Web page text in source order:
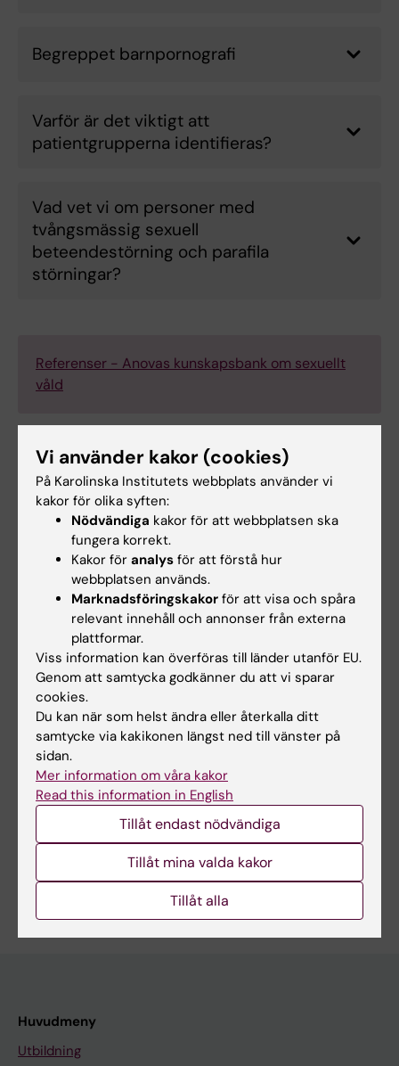
Begreppet barnpornografi
Varför är det viktigt att
patientgrupperna identifieras?
Vad vet vi om personer med
tvångsmässig sexuell
beteendestörning och parafila
störningar?
Referenser - Anovas kunskapsbank om sexuellt
våld
Hade du nytta av informationen på denna sida?
Yes
No
Innehållsgranskare:
Milla Emilia Leskinen
Karin Vikström
Sidan uppdaterad:2026-02-20
Dela
Mer om det här ämnet
Anovas kunskapsbank
Huvudmeny
Utbildning
Vi använder kakor (cookies)
På Karolinska Institutets webbplats använder vi
kakor för olika syften:
Nödvändiga kakor för att webbplatsen ska
fungera korrekt.
Kakor för analys för att förstå hur
webbplatsen används.
Marknadsföringskakor för att visa och spåra
relevant innehåll och annonser från externa
plattformar.
Viss information kan överföras till länder utanför EU.
Genom att samtycka godkänner du att vi sparar
cookies.
Du kan när som helst ändra eller återkalla ditt
samtycke via kakikonen längst ned till vänster på
sidan.
Mer information om våra kakor
Read this information in English
Tillåt endast nödvändiga
Tillåt mina valda kakor
Tillåt alla